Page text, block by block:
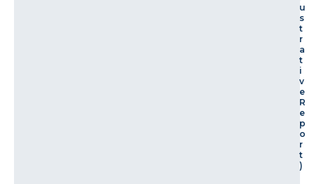
u
s
t
r
a
t
i
v
e
R
e
p
o
r
t
)